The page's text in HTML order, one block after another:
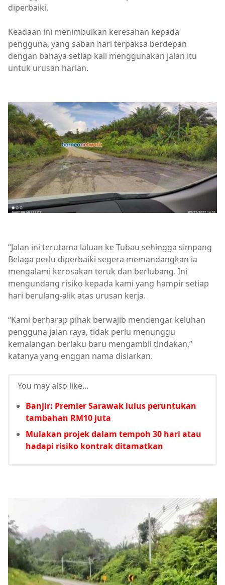
diperbaiki.
Keadaan ini menimbulkan keresahan kepada
pengguna, yang saban hari terpaksa berdepan
dengan bahaya setiap kali menggunakan jalan itu
untuk urusan harian.
“Jalan ini terutama laluan ke Tubau sehingga simpang
Belaga perlu diperbaiki segera memandangkan ia
mengalami kerosakan teruk dan berlubang. Ini
mengundang risiko kepada kami yang hampir setiap
hari berulang-alik atas urusan kerja.
“Kami berharap pihak berwajib mendengar keluhan
pengguna jalan raya, tidak perlu menunggu
kemalangan berlaku baru mengambil tindakan,”
katanya yang enggan nama disiarkan.
You may also like...
Banjir: Premier Sarawak lulus peruntukan
tambahan RM10 juta
Mulakan projek dalam tempoh 30 hari atau
hadapi risiko kontrak ditamatkan